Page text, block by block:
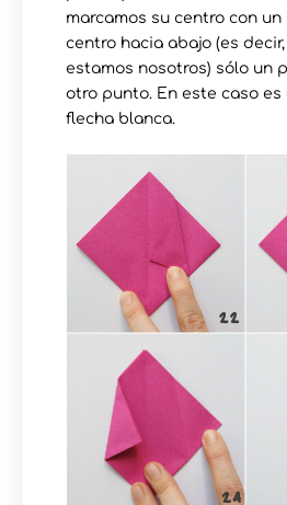
marcamos su centro con
centro hacia abajo (es
estamos nosotros) sólo un
otro punto. En este caso
flecha blanca.